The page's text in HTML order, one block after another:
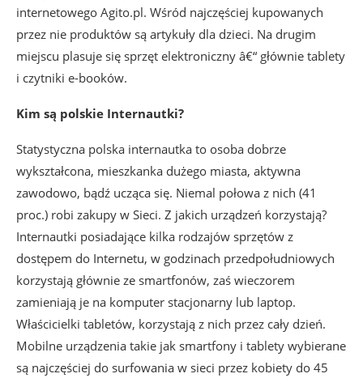
internetowego Agito.pl. Wśród najczęściej kupowanych
przez nie produktów są artykuły dla dzieci. Na drugim
miejscu plasuje się sprzęt elektroniczny â€“ głównie tablety
i czytniki e-booków.
Kim są polskie Internautki?
Statystyczna polska internautka to osoba dobrze
wykształcona, mieszkanka dużego miasta, aktywna
zawodowo, bądź ucząca się. Niemal połowa z nich (41
proc.) robi zakupy w Sieci. Z jakich urządzeń korzystają?
Internautki posiadające kilka rodzajów sprzętów z
dostępem do Internetu, w godzinach przedpołudniowych
korzystają głównie ze smartfonów, zaś wieczorem
zamieniają je na komputer stacjonarny lub laptop.
Właścicielki tabletów, korzystają z nich przez cały dzień.
Mobilne urządzenia takie jak smartfony i tablety wybierane
są najczęściej do surfowania w sieci przez kobiety do 45